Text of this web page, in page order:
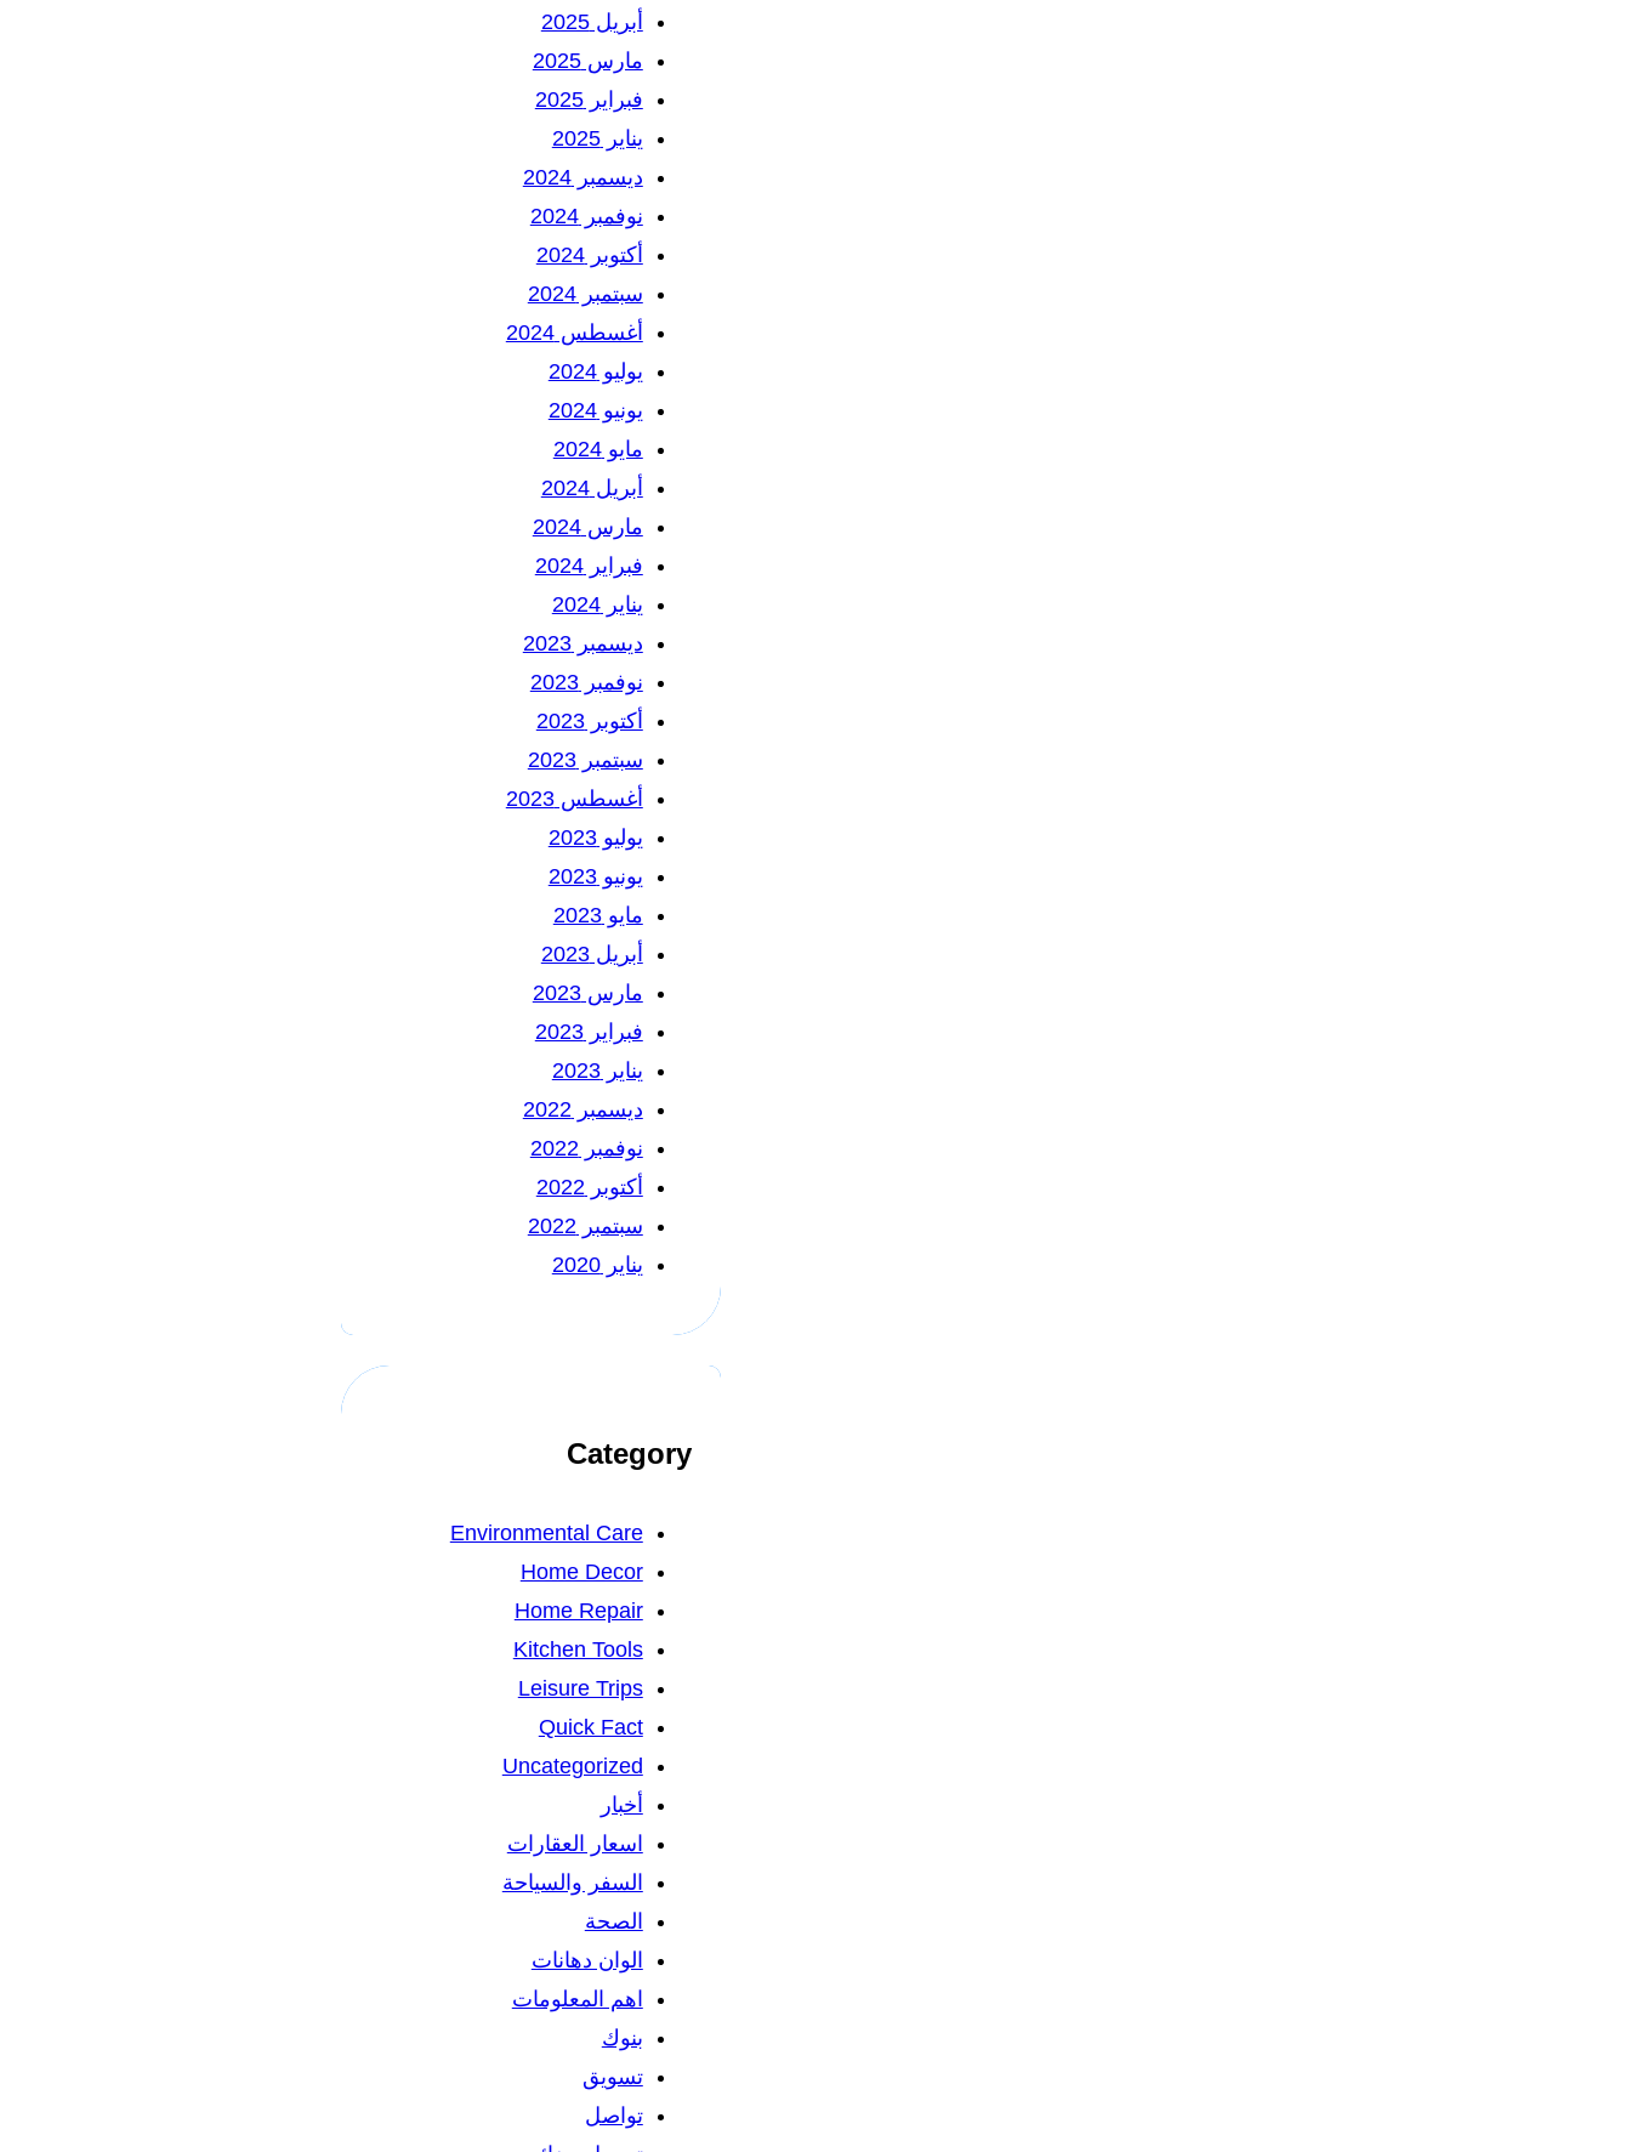
أبريل 2025
مارس 2025
فبراير 2025
يناير 2025
ديسمبر 2024
نوفمبر 2024
أكتوبر 2024
سبتمبر 2024
أغسطس 2024
يوليو 2024
يونيو 2024
مايو 2024
أبريل 2024
مارس 2024
فبراير 2024
يناير 2024
ديسمبر 2023
نوفمبر 2023
أكتوبر 2023
سبتمبر 2023
أغسطس 2023
يوليو 2023
يونيو 2023
مايو 2023
أبريل 2023
مارس 2023
فبراير 2023
يناير 2023
ديسمبر 2022
نوفمبر 2022
أكتوبر 2022
سبتمبر 2022
يناير 2020
Category
Environmental Care
Home Decor
Home Repair
Kitchen Tools
Leisure Trips
Quick Fact
Uncategorized
أخبار
اسعار العقارات
السفر والسياحة
الصحة
الوان دهانات
اهم المعلومات
بنوك
تسويق
تواصل